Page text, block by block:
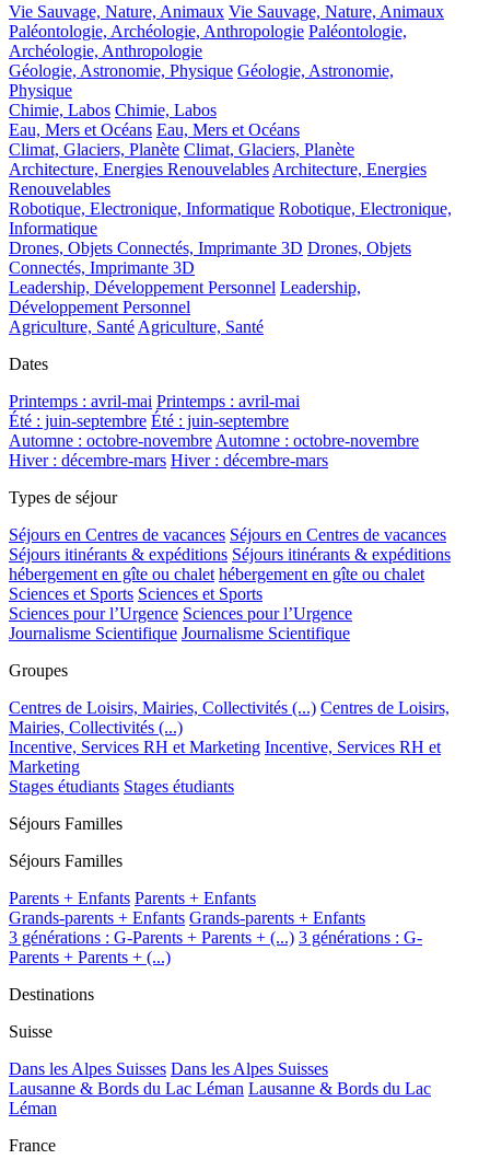
Vie Sauvage, Nature, Animaux Vie Sauvage, Nature, Animaux
Paléontologie, Archéologie, Anthropologie Paléontologie,
Archéologie, Anthropologie
Géologie, Astronomie, Physique Géologie, Astronomie,
Physique
Chimie, Labos Chimie, Labos
Eau, Mers et Océans Eau, Mers et Océans
Climat, Glaciers, Planète Climat, Glaciers, Planète
Architecture, Energies Renouvelables Architecture, Energies
Renouvelables
Robotique, Electronique, Informatique Robotique, Electronique,
Informatique
Drones, Objets Connectés, Imprimante 3D Drones, Objets
Connectés, Imprimante 3D
Leadership, Développement Personnel Leadership,
Développement Personnel
Agriculture, Santé Agriculture, Santé
Dates
Printemps : avril-mai Printemps : avril-mai
Été : juin-septembre Été : juin-septembre
Automne : octobre-novembre Automne : octobre-novembre
Hiver : décembre-mars Hiver : décembre-mars
Types de séjour
Séjours en Centres de vacances Séjours en Centres de vacances
Séjours itinérants & expéditions Séjours itinérants & expéditions
hébergement en gîte ou chalet hébergement en gîte ou chalet
Sciences et Sports Sciences et Sports
Sciences pour l’Urgence Sciences pour l’Urgence
Journalisme Scientifique Journalisme Scientifique
Groupes
Centres de Loisirs, Mairies, Collectivités (...) Centres de Loisirs,
Mairies, Collectivités (...)
Incentive, Services RH et Marketing Incentive, Services RH et
Marketing
Stages étudiants Stages étudiants
Séjours Familles
Séjours Familles
Parents + Enfants Parents + Enfants
Grands-parents + Enfants Grands-parents + Enfants
3 générations : G-Parents + Parents + (...) 3 générations : G-
Parents + Parents + (...)
Destinations
Suisse
Dans les Alpes Suisses Dans les Alpes Suisses
Lausanne & Bords du Lac Léman Lausanne & Bords du Lac
Léman
France